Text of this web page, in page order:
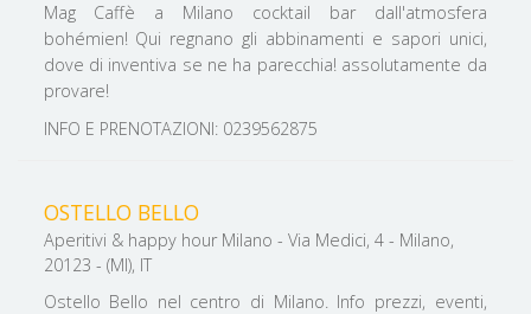
Mag Caffè a Milano cocktail bar dall'atmosfera
bohémien! Qui regnano gli abbinamenti e sapori unici,
dove di inventiva se ne ha parecchia! assolutamente da
provare!
INFO E PRENOTAZIONI: 0239562875
OSTELLO BELLO
Aperitivi & happy hour Milano - Via Medici, 4 - Milano,
20123 - (MI), IT
Ostello Bello nel centro di Milano. Info prezzi, eventi,